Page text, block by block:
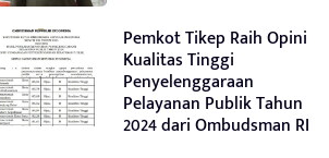
Pemkot Tikep Raih Opini
Kualitas Tinggi
Penyelenggaraan
Pelayanan Publik Tahun
2024 dari Ombudsman RI